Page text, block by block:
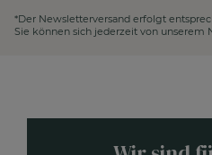
*Der Newsletterversand erfolgt
Sie können sich jederzeit von unserem